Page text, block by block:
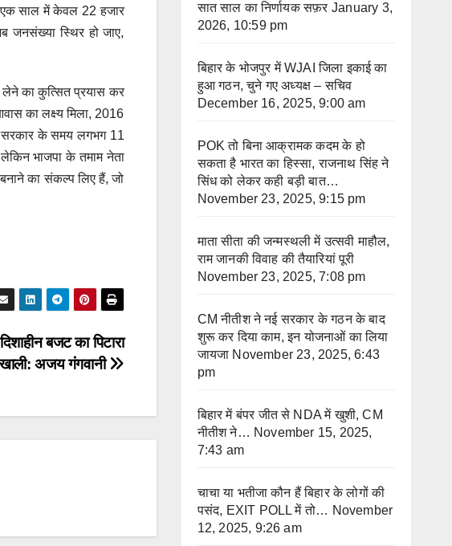
एक साल में केवल 22 हजार
जनसंख्या स्थिर हो जाए,
लेने का कुत्सित प्रयास कर
का लक्ष्य मिला, 2016
सरकार के समय लगभग 11
भाजपा के तमाम नेता
का संकल्प लिए हैं, जो
बजट का पिटारा
खाली: अजय गंगवानी
सात साल का निर्णायक सफ़र January 3,
2026, 10:59 pm
बिहार के भोजपुर में WJAI जिला इकाई का
हुआ गठन, चुने गए अध्यक्ष – सचिव
December 16, 2025, 9:00 am
POK तो बिना आक्रामक कदम के हो
सकता है भारत का हिस्सा, राजनाथ सिंह ने
सिंध को लेकर कही बड़ी बात…
November 23, 2025, 9:15 pm
माता सीता की जन्मस्थली में उत्सवी माहौल,
राम जानकी विवाह की तैयारियां पूरी
November 23, 2025, 7:08 pm
CM नीतीश ने नई सरकार के गठन के बाद
शुरू कर दिया काम, इन योजनाओं का लिया
जायजा November 23, 2025, 6:43
pm
बिहार में बंपर जीत से NDA में खुशी, CM
नीतीश ने… November 15, 2025,
7:43 am
चाचा या भतीजा कौन हैं बिहार के लोगों की
पसंद, EXIT POLL में तो… November
12, 2025, 9:26 am